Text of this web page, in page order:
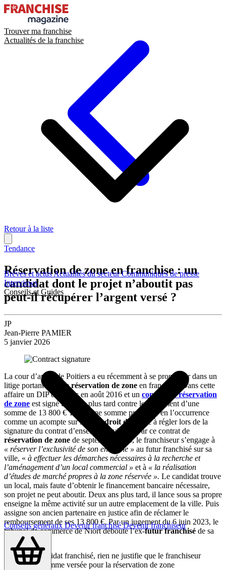
Trouver ma franchise
Actualités de la franchise
Brèves et actusActualités du secteurCommuniqués de presse
Interviews
Conseils et Guides
Conseils généraux Devenir franchiséDevenir franchiseur
Retour à la liste
Tendance
Réservation de zone en franchise : un
candidat dont le projet n’aboutit pas
peut-il récupérer l’argent versé ?
JP
Jean-Pierre PAMIER
5 janvier 2026
La cour d’appel de Poitiers a eu récemment à se prononcer dans un
litige portant sur uneréservation de zone en franchise. Dans cette
affaire un DIP est remis en août 2016 et un contrat de réservation
de zone est signé un mois plus tard contre le versement d’une
somme de 13 800 € TTC. Une somme présentée en l’occurrence
comme un acompte sur le futurdroit d’entréeà régler lors de la
signature du contrat d’enseigne envisagé. Par ce contrat de
réservation de zone de septembre 2016, le franchiseur s’engage à
« réserver l’exclusivité de son enseigne » au futur franchisé sur sa
ville, « à effectuer les démarches nécessaires à la recherche et
l’aménagement d’un local commercial » et à « la réalisation
d’études de marché propres à la zone réservée ». Le candidat trouve
un local, mais faute d’obtenir le financement bancaire nécessaire,
son projet ne peut aboutir. Deux ans plus tard, il lance sous sa propre
enseigne la même activité sur un autre emplacement de la ville. Puis
assigne son ancien partenaire en justice afin de réclamer le
remboursement de ses 13 800 €. Par un jugement du 6 juin 2023, le
tribunal de commerce de Niort déboute l’ex-futur franchisé de sa
demande.
Pour l’ex-candidat franchisé, rien ne justifie que le franchiseur
conserve la somme versée pour la réservation de zone